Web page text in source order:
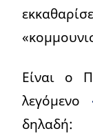
Είναι ο
λεγόμενο
δηλαδή: